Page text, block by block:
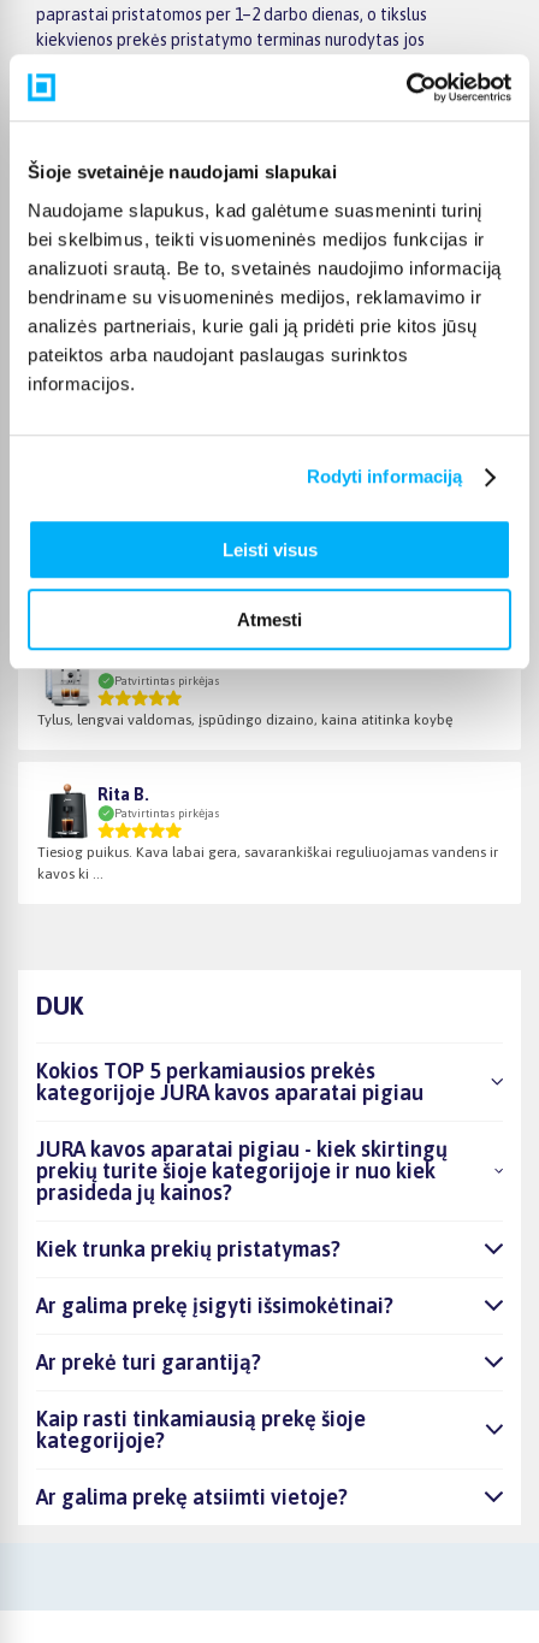
Šioje svetainėje naudojami slapukai
Naudojame slapukus, kad galėtume suasmeninti turinį
bei skelbimus, teikti visuomeninės medijos funkcijas ir
analizuoti srautą. Be to, svetainės naudojimo informaciją
bendriname su visuomeninės medijos, reklamavimo ir
analizės partneriais, kurie gali ją pridėti prie kitos jūsų
pateiktos arba naudojant paslaugas surinktos
informacijos.
Rodyti informaciją
Leisti visus
Atmesti
paprastai pristatomos per 1–2 darbo dienas, o tikslus
kiekvienos prekės pristatymo terminas nurodytas jos
Tinkamą prekę iš JURA kavos aparatai pigiau kategorijos
užsakymą atsiimti patys, atitinkamai pažymėtas prekes
galėsite atsiimti mūsų biure Kaune.
Pirkėjų atsiliepimai apie prekes
Egidijus A.
Viskas puikiai Pui
Patvirtintas pirkėjas
Tylus, lengvai valdomas, įspūdingo dizaino, kaina atitinka koybę
Rita B.
Patvirtintas pirkėjas
Tiesiog puikus. Kava labai gera, savarankiškai reguliuojamas vandens ir
kavos ki ...
DUK
Kokios TOP 5 perkamiausios prekės
kategorijoje JURA kavos aparatai pigiau
JURA kavos aparatai pigiau - kiek skirtingų
prekių turite šioje kategorijoje ir nuo kiek
prasideda jų kainos?
Kiek trunka prekių pristatymas?
Ar galima prekę įsigyti išsimokėtinai?
Ar prekė turi garantiją?
Kaip rasti tinkamiausią prekę šioje
kategorijoje?
Ar galima prekę atsiimti vietoje?